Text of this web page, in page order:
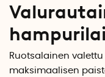
Ruotsalainen
maksimaalisen